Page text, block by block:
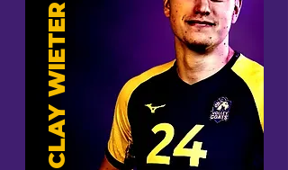
CLAY WIETER